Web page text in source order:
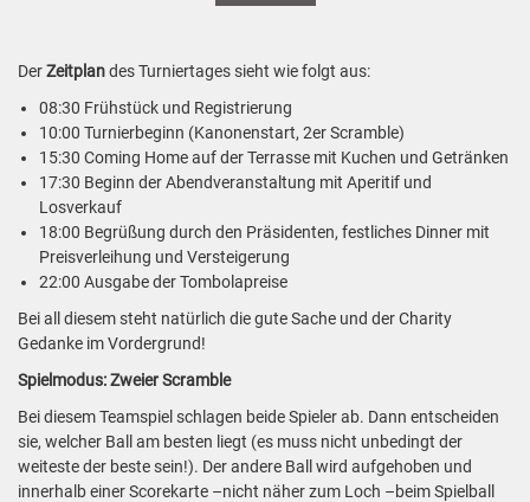
DerZeitplandes Turniertages sieht wie folgt aus:
08:30 Frühstück und Registrierung
10:00 Turnierbeginn (Kanonenstart, 2er Scramble)
15:30 Coming Home auf der Terrasse mit Kuchen und Getränken
17:30 Beginn der Abendveranstaltung mit Aperitif und
Losverkauf
18:00 Begrüßung durch den Präsidenten, festliches Dinner mit
Preisverleihung und Versteigerung
22:00 Ausgabe der Tombolapreise
Bei all diesem steht natürlich die gute Sache und der Charity
Gedanke im Vordergrund!
Spielmodus: Zweier Scramble
Bei diesem Teamspiel schlagen beide Spieler ab. Dann entscheiden
sie, welcher Ball am besten liegt (es muss nicht unbedingt der
weiteste der beste sein!). Der andere Ball wird aufgehoben und
innerhalb einer Scorekarte –nicht näher zum Loch –beim Spielball